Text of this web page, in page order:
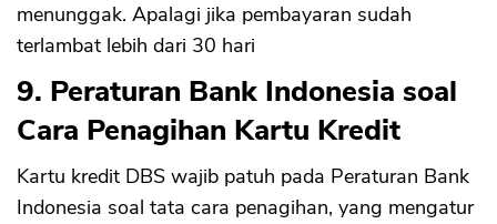
menunggak. Apalagi jika pembayaran sudah
terlambat lebih dari 30 hari
9. Peraturan Bank Indonesia soal
Cara Penagihan Kartu Kredit
Kartu kredit DBS wajib patuh pada Peraturan Bank
Indonesia soal tata cara penagihan, yang mengatur